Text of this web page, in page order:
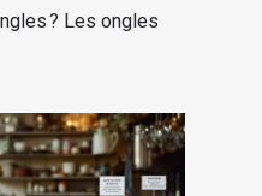
? Les ongles